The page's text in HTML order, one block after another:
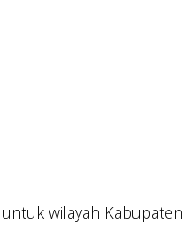
wilayah Kabupaten